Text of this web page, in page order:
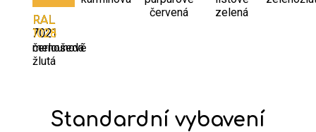
RAL
7021
černošedá
RAL
1028
melounově
žlutá
červená
zelená
Standardní vybavení